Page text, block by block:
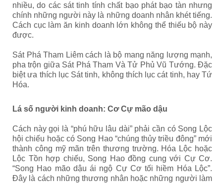
nhiều, do các sát tinh tính chất bạo phát bạo tàn nhưng
chính những người này là những doanh nhân khét tiếng.
Cách cục làm ăn kinh doanh lớn không thể thiếu bộ này
được.
Sát Phá Tham Liêm cách là bộ mang năng lượng mạnh,
pha trộn giữa Sát Phá Tham Và Tử Phủ Vũ Tướng. Đặc
biệt ưa thích lục Sát tinh, không thích lục cát tinh, hay Tứ
Hóa.
Lá số người kinh doanh: Cơ Cự mão dậu
Cách này gọi là “phú hữu lâu dài” phải cần có Song Lộc
hội chiếu hoặc có Song Hao “chúng thủy triều đông” mới
thành công mỹ mãn trên thương trường. Hóa Lộc hoặc
Lộc Tồn hợp chiếu, Song Hao đồng cung với Cự Cơ.
“Song Hao mão dậu ái ngộ Cự Cơ tối hiềm Hóa Lộc”.
Đây là cách những thương nhân hoặc những người làm